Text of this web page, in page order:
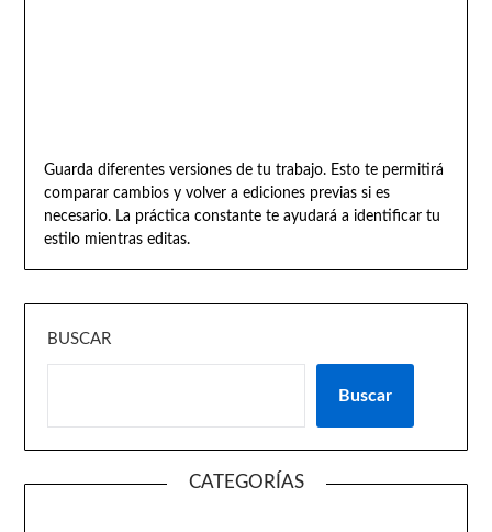
Guarda diferentes versiones de tu trabajo. Esto te permitirá
comparar cambios y volver a ediciones previas si es
necesario. La práctica constante te ayudará a identificar tu
estilo mientras editas.
BUSCAR
Buscar
CATEGORÍAS